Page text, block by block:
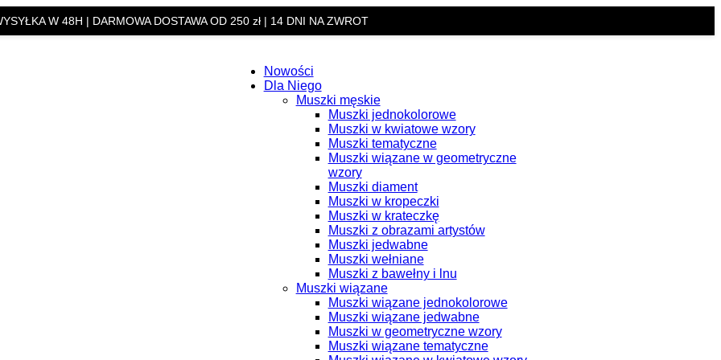
W 48H | DARMOWA DOSTAWA OD 250 zł | 14 DNI NA ZWROT
Nowości
Dla Niego
Muszki męskie
Muszki jednokolorowe
Muszki w kwiatowe wzory
Muszki tematyczne
Muszki wiązane w geometryczne
wzory
Muszki diament
Muszki w kropeczki
Muszki w krateczkę
Muszki z obrazami artystów
Muszki jedwabne
Muszki wełniane
Muszki z bawełny i lnu
Muszki wiązane
Muszki wiązane jednokolorowe
Muszki wiązane jedwabne
Muszki w geometryczne wzory
Muszki wiązane tematyczne